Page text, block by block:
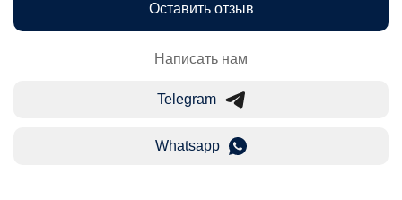
Оставить отзыв
Написать нам
Telegram
Whatsapp